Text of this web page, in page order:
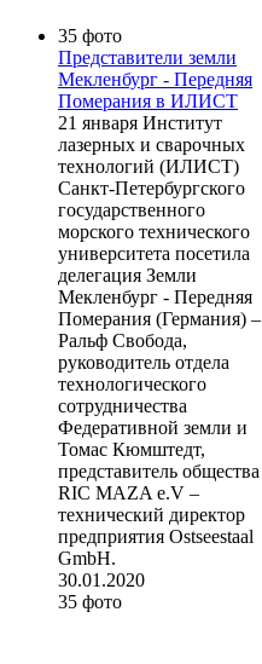
35 фото
Представители земли
Мекленбург - Передняя
Померания в ИЛИСТ
21 января Институт
лазерных и сварочных
технологий (ИЛИСТ)
Санкт-Петербургского
государственного
морского технического
университета посетила
делегация Земли
Мекленбург - Передняя
Померания (Германия) –
Ральф Свобода,
руководитель отдела
технологического
сотрудничества
Федеративной земли и
Томас Кюмштедт,
представитель общества
RIC MAZA e.V –
технический директор
предприятия Ostseestaal
GmbH.
30.01.2020
35 фото